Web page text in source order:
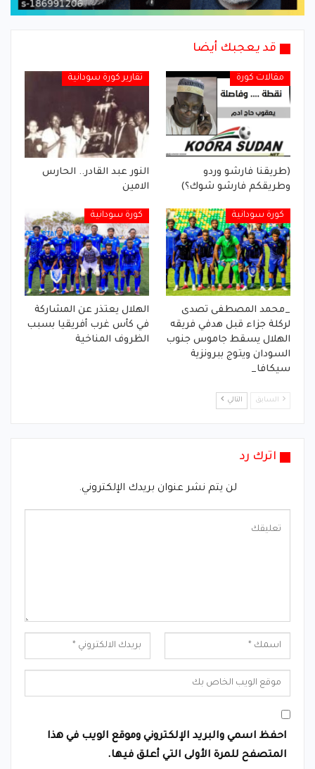
قد يعجبك أيضا
مقالات كورة
(طريقنا فارشو وردو
وطريقكم فارشو شوك؟)
تقارير كورة سودانية
النور عبد القادر.. الحارس
الامين
كورة سودانية
_محمد المصطفى تصدى
لركلة جزاء قبل هدفي فريقه
الهلال يسقط جاموس جنوب
السودان ويتوج ببرونزية
سيكافا_
كورة سودانية
الهلال يعتذر عن المشاركة
في كأس غرب أفريقيا بسبب
الظروف المناخية
السابق التالي
اترك رد
لن يتم نشر عنوان بريدك الإلكتروني.
احفظ اسمي والبريد الإلكتروني وموقع الويب في هذا
المتصفح للمرة الأولى التي أعلق فيها.